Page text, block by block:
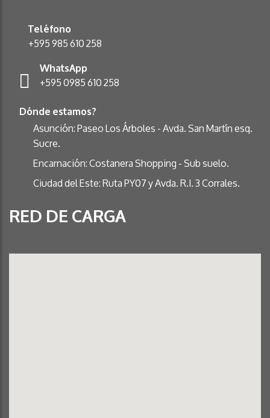
Teléfono
+595 985 610 258
WhatsApp
+595 0985 610 258
Dónde estamos?
Asunción: Paseo Los Árboles - Avda. San Martín esq.
Sucre.
Encarnación: Costanera Shopping - Sub suelo.
Ciudad del Este: Ruta PY07 y Avda. R.I. 3 Corrales.
RED DE CARGA